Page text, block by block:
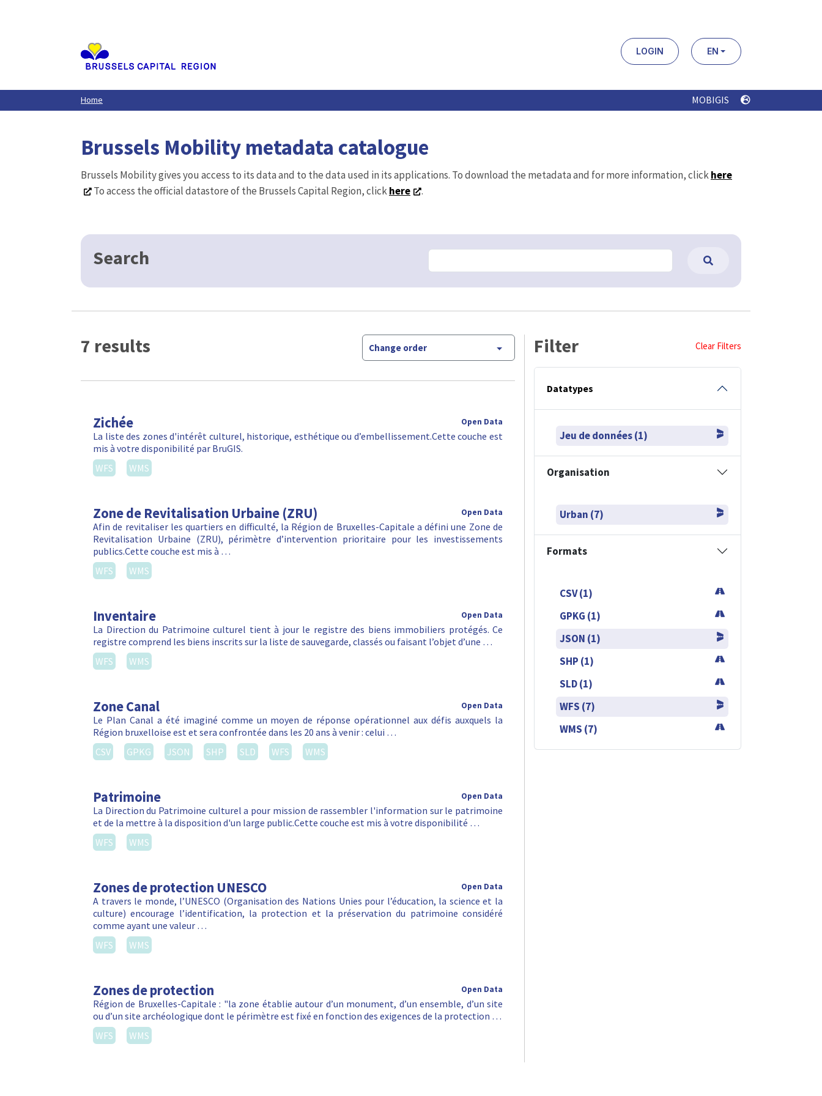
LOGIN EN
Home MOBIGIS
Brussels Mobility metadata catalogue
Brussels Mobility gives you access to its data and to the data used in its applications. To download the metadata and for more information, clickhere
To access the official datastore of the Brussels Capital Region, clickhere .
Search
7 results Change order
Zichée Open Data
La liste des zones d'intérêt culturel, historique, esthétique ou d’embellissement.Cette couche est
mis à votre disponibilité par BruGIS.
WFS
WMS
Zone de Revitalisation Urbaine (ZRU) Open Data
Afin de revitaliser les quartiers en difficulté, la Région de Bruxelles-Capitale a défini une Zone de
Revitalisation Urbaine (ZRU), périmètre d’intervention prioritaire pour les investissements
publics.Cette couche est mis à …
WFS
WMS
Inventaire Open Data
La Direction du Patrimoine culturel tient à jour le registre des biens immobiliers protégés. Ce
registre comprend les biens inscrits sur la liste de sauvegarde, classés ou faisant l’objet d’une …
WFS
WMS
Zone Canal Open Data
Le Plan Canal a été imaginé comme un moyen de réponse opérationnel aux défis auxquels la
Région bruxelloise est et sera confrontée dans les 20 ans à venir : celui …
CSV
GPKG JSON SHP SLD WFS WMS
Patrimoine Open Data
La Direction du Patrimoine culturel a pour mission de rassembler l'information sur le patrimoine
et de la mettre à la disposition d'un large public.Cette couche est mis à votre disponibilité …
WFS
WMS
Zones de protection UNESCO Open Data
A travers le monde, l’UNESCO (Organisation des Nations Unies pour l’éducation, la science et la
culture) encourage l’identification, la protection et la préservation du patrimoine considéré
comme ayant une valeur …
WFS
WMS
Zones de protection Open Data
Région de Bruxelles-Capitale : "la zone établie autour d’un monument, d’un ensemble, d’un site
ou d’un site archéologique dont le périmètre est fixé en fonction des exigences de la protection …
WFS
WMS
Filter Clear Filters
Datatypes
Jeu de données (1)
Organisation
Urban (7)
Formats
CSV (1)
GPKG (1)
JSON (1)
SHP (1)
SLD (1)
WFS (7)
WMS (7)